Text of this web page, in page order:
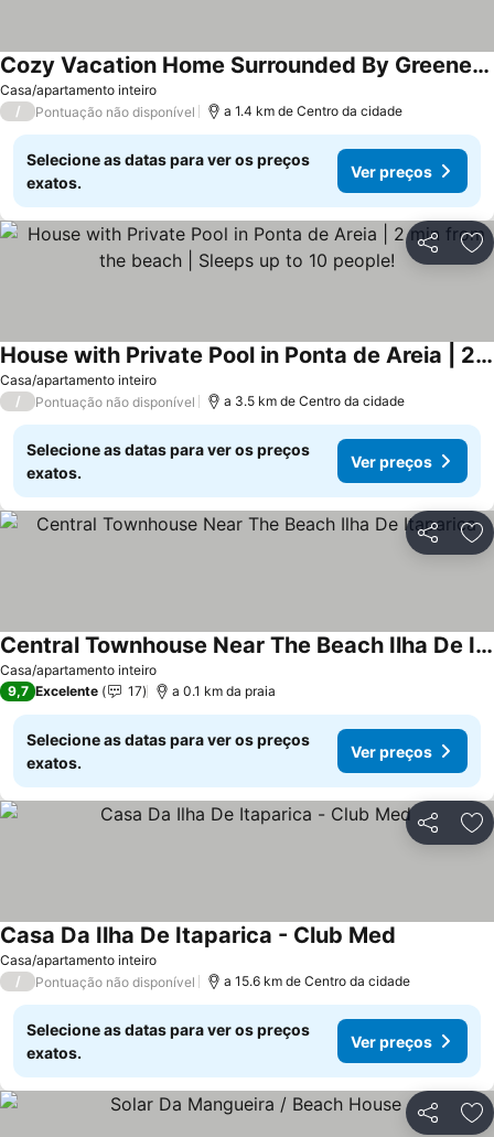
Casa/apartamento inteiro
Cozy Vacation Home Surrounded By Greenery A Few Steps From The Sea
Ver preços
/ Pontuação não disponível a 1.4 km de Centro da cidade
Selecione as datas para ver os preços
exatos.
Ver preços
Partilhar
Casa/apartamento inteiro
House with Private Pool in Ponta de Areia | 2 min from the beach | Sleeps up to 10 people!
Ver preços
/ Pontuação não disponível a 3.5 km de Centro da cidade
Selecione as datas para ver os preços
exatos.
Ver preços
Partilhar
Casa/apartamento inteiro
Central Townhouse Near The Beach Ilha De Itaparica
Ver preços
9,7 Excelente 17 a 0.1 km da praia
Selecione as datas para ver os preços
exatos.
Ver preços
Partilhar
Casa/apartamento inteiro
Casa Da Ilha De Itaparica - Club Med
/ Pontuação não disponível a 15.6 km de Centro da cidade
Selecione as datas para ver os preços
exatos.
Ver preços
Partilhar